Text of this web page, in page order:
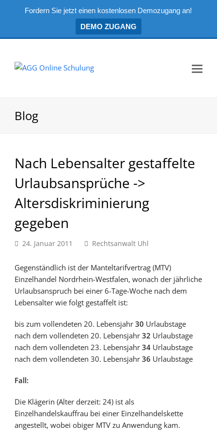
Fordern Sie jetzt einen kostenlosen Demozugang an!
DEMO ZUGANG
Blog
Nach Lebensalter gestaffelte
Urlaubsansprüche ->
Altersdiskriminierung
gegeben
24. Januar 2011 Rechtsanwalt Uhl
Gegenständlich ist der Manteltarifvertrag (MTV)
Einzelhandel Nordrhein-Westfalen, wonach der jährliche
Urlaubsanspruch bei einer 6-Tage-Woche nach dem
Lebensalter wie folgt gestaffelt ist:
bis zum vollendeten 20. Lebensjahr 30 Urlaubstage
nach dem vollendeten 20. Lebensjahr 32 Urlaubstage
nach dem vollendeten 23. Lebensjahr 34 Urlaubstage
nach dem vollendeten 30. Lebensjahr 36 Urlaubstage
Fall:
Die Klägerin (Alter derzeit: 24) ist als
Einzelhandelskauffrau bei einer Einzelhandelskette
angestellt, wobei obiger MTV zu Anwendung kam.